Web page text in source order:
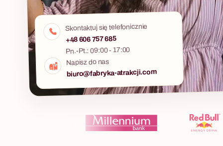
Skontaktuj się telefonicznie
+48 606 757 685
Pn.-Pt.: 09:00 - 17:00
Napisz do nas
biuro@fabryka-atrakcji.com